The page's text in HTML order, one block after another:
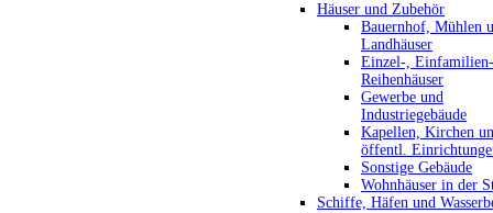
Häuser und Zubehör
Bauernhof, Mühlen
Landhäuser
Einzel-,
Reihenhäuser
Gewerbe und
Industriegebäude
Kapellen, Kirchen
öffentl.
Sonstige Gebäude
Wohnhäuser in der
Schiffe, Häfen und